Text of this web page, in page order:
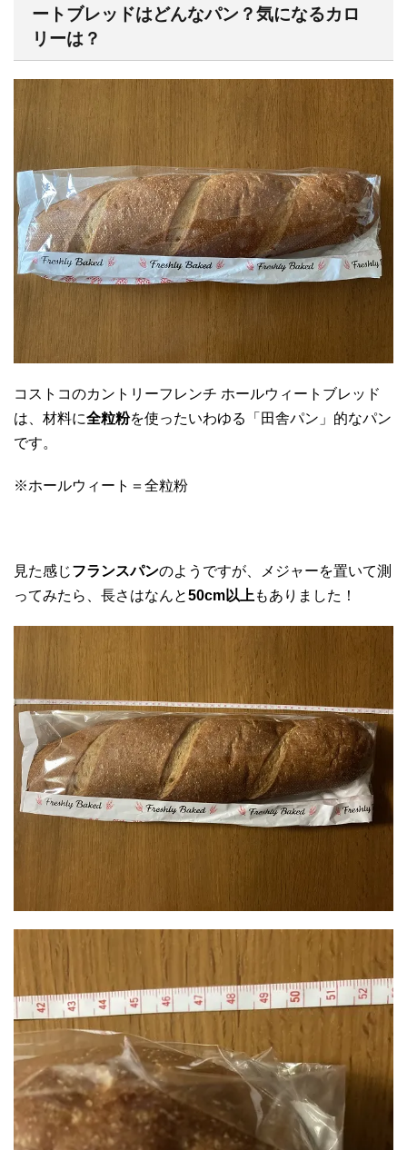
ートブレッドはどんなパン？気になるカロ
リーは？
コストコのカントリーフレンチ ホールウィートブレッド
は、材料に全粒粉を使ったいわゆる「田舎パン」的なパン
です。
※ホールウィート＝全粒粉
見た感じフランスパンのようですが、メジャーを置いて測
ってみたら、長さはなんと50cm以上 もありました！